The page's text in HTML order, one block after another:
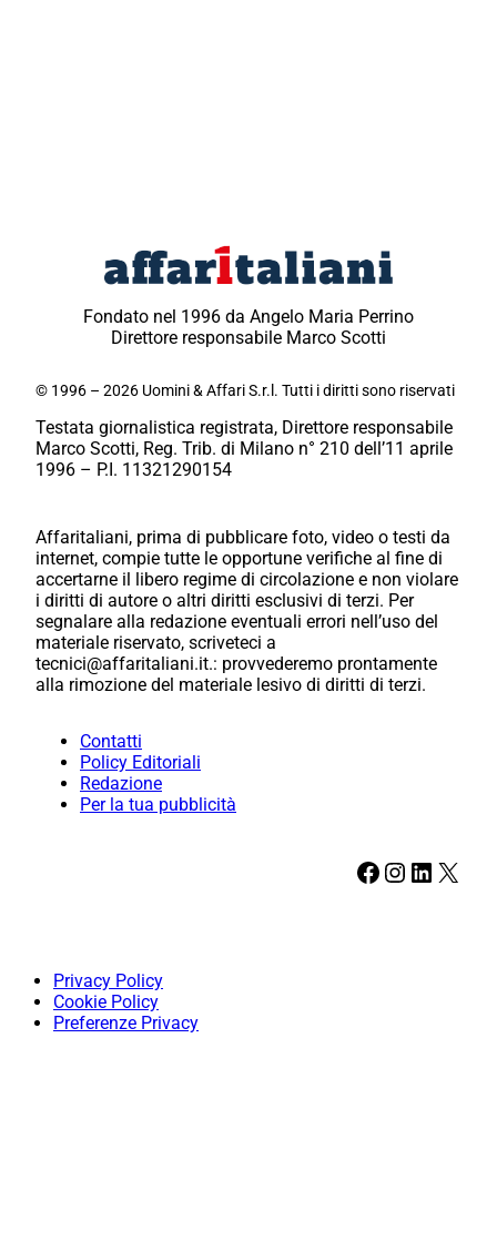
Fondato nel 1996 da Angelo Maria Perrino
Direttore responsabile Marco Scotti
© 1996 – 2026 Uomini & Affari S.r.l. Tutti i diritti sono riservati
Testata giornalistica registrata, Direttore responsabile
Marco Scotti, Reg. Trib. di Milano n° 210 dell’11 aprile
1996 – P.I. 11321290154
Affaritaliani, prima di pubblicare foto, video o testi da
internet, compie tutte le opportune verifiche al fine di
accertarne il libero regime di circolazione e non violare
i diritti di autore o altri diritti esclusivi di terzi. Per
segnalare alla redazione eventuali errori nell’uso del
materiale riservato, scriveteci a
tecnici@affaritaliani.it.: provvederemo prontamente
alla rimozione del materiale lesivo di diritti di terzi.
Contatti
Policy Editoriali
Redazione
Per la tua pubblicità
Facebook Instagram LinkedIn X
Privacy Policy
Cookie Policy
Preferenze Privacy